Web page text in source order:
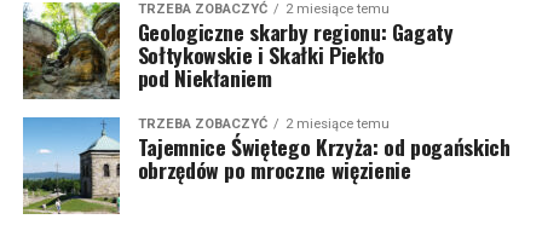
TRZEBA ZOBACZYĆ 2 miesiące temu
Geologiczne skarby regionu: Gagaty
Sołtykowskie i Skałki Piekło
pod Niekłaniem
TRZEBA ZOBACZYĆ 2 miesiące temu
Tajemnice Świętego Krzyża: od pogańskich
obrzędów po mroczne więzienie